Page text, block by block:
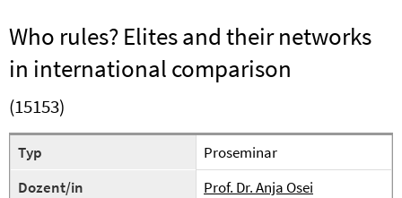
Who rules? Elites and their networks
in international comparison
(15153)
Typ
Proseminar
Dozent/in
Prof. Dr. Anja Osei